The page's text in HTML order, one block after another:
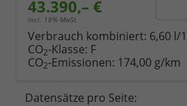
43.390,– €
incl. 19% MwSt.
Verbrauch kombiniert: 6,60 l/
CO2-Klasse: F
CO2-Emissionen: 174,00 g/km
Datensätze pro Seite: